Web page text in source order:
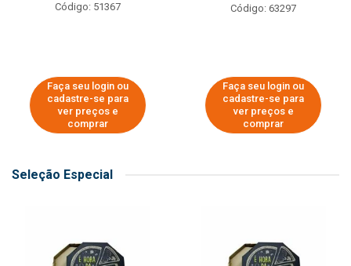
Código: 51367
Faça seu login ou
cadastre-se para
ver preços e
comprar
Código: 63297
Faça seu login ou
cadastre-se para
ver preços e
comprar
Seleção Especial